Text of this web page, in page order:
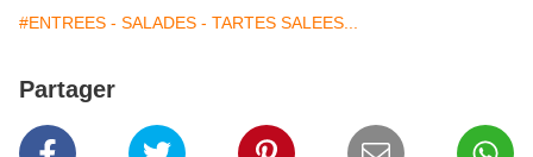
#ENTREES - SALADES - TARTES SALEES...
Partager